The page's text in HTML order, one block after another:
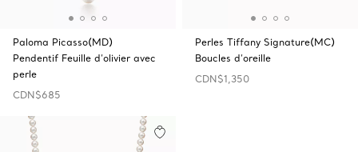
Paloma Picasso(MD)
Pendentif Feuille d’olivier avec
perle
CDN$685
Perles Tiffany Signature(MC)
Boucles d’oreille
CDN$1,350